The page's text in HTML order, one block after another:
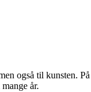
også til kunsten. På
år.